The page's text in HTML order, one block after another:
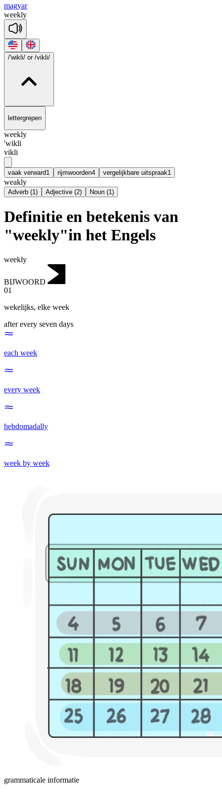
magyar
weekly
/'wikli/ or /vikli/
lettergrepen
weekly
'wikli
vikli
vaak verward1 rijmwoorden4 vergelijkbare uitspraak1
weakly
Adverb (1) Adjective (2) Noun (1)
Definitie en betekenis van
"weekly"in het Engels
weekly
BIJWOORD
01
wekelijks, elke week
after every seven days
each week
every week
hebdomadally
week by week
grammaticale informatie